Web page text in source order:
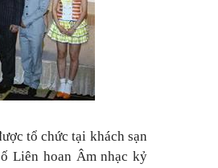
tổ chức tại khách sạn
Liên hoan Âm nhạc kỷ